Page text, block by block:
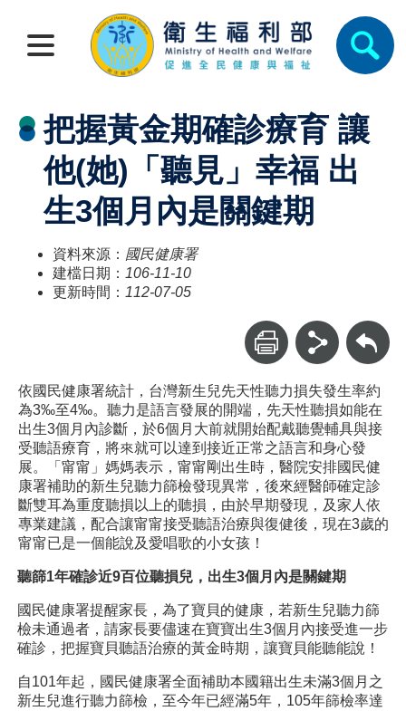
把握黃金期確診療育 讓
他(她)「聽見」幸福 出
生3個月內是關鍵期
資料來源： 國民健康署
建檔日期： 106-11-10
更新時間： 112-07-05
回上一頁
依國民健康署統計，台灣新生兒先天性聽力損失發生率約
為3‰至4‰。聽力是語言發展的開端，先天性聽損如能在
出生3個月內診斷，於6個月大前就開始配戴聽覺輔具與接
受聽語療育，將來就可以達到接近正常之語言和身心發
展。「甯甯」媽媽表示，甯甯剛出生時，醫院安排國民健
康署補助的新生兒聽力篩檢發現異常，後來經醫師確定診
斷雙耳為重度聽損以上的聽損，由於早期發現，及家人依
專業建議，配合讓甯甯接受聽語治療與復健後，現在3歲的
甯甯已是一個能說及愛唱歌的小女孩！
聽篩1年確診近9百位聽損兒，出生3個月內是關鍵期
國民健康署提醒家長，為了寶貝的健康，若新生兒聽力篩
檢未通過者，請家長要儘速在寶寶出生3個月內接受進一步
確診，把握寶貝聽語治療的黃金時期，讓寶貝能聽能說！
自101年起，國民健康署全面補助本國籍出生未滿3個月之
新生兒進行聽力篩檢，至今年已經滿5年，105年篩檢率達